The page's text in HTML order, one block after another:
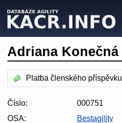
Adriana Konečná
Platba členského příspěvku
Číslo:
000751
OSA:
Bestagility